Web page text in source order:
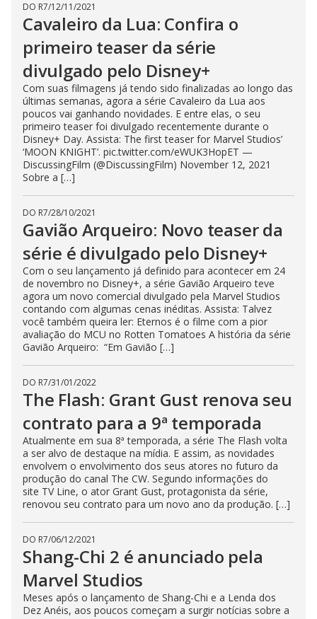
DO R7/12/11/2021
Cavaleiro da Lua: Confira o
primeiro teaser da série
divulgado pelo Disney+
Com suas filmagens já tendo sido finalizadas ao longo das
últimas semanas, agora a série Cavaleiro da Lua aos
poucos vai ganhando novidades. E entre elas, o seu
primeiro teaser foi divulgado recentemente durante o
Disney+ Day. Assista: The first teaser for Marvel Studios’
‘MOON KNIGHT’. pic.twitter.com/eWUK3HopET —
DiscussingFilm (@DiscussingFilm) November 12, 2021
Sobre a […]
DO R7/28/10/2021
Gavião Arqueiro: Novo teaser da
série é divulgado pelo Disney+
Com o seu lançamento já definido para acontecer em 24
de novembro no Disney+, a série Gavião Arqueiro teve
agora um novo comercial divulgado pela Marvel Studios
contando com algumas cenas inéditas. Assista: Talvez
você também queira ler: Eternos é o filme com a pior
avaliação do MCU no Rotten Tomatoes A história da série
Gavião Arqueiro: “Em Gavião […]
DO R7/31/01/2022
The Flash: Grant Gust renova seu
contrato para a 9ª temporada
Atualmente em sua 8ª temporada, a série The Flash volta
a ser alvo de destaque na mídia. E assim, as novidades
envolvem o envolvimento dos seus atores no futuro da
produção do canal The CW. Segundo informações do
site TV Line, o ator Grant Gust, protagonista da série,
renovou seu contrato para um novo ano da produção. […]
DO R7/06/12/2021
Shang-Chi 2 é anunciado pela
Marvel Studios
Meses após o lançamento de Shang-Chi e a Lenda dos
Dez Anéis, aos poucos começam a surgir notícias sobre a